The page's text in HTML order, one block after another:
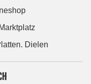
Dielen